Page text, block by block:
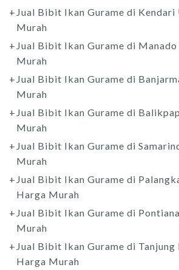
Jual Bibit Ikan Gurame di Kendari
Murah
Jual Bibit Ikan Gurame di
Murah
Jual Bibit Ikan Gurame di
Murah
Jual Bibit Ikan Gurame di
Murah
Jual Bibit Ikan Gurame di
Murah
Jual Bibit Ikan Gurame di
Harga Murah
Jual Bibit Ikan Gurame di
Murah
Jual Bibit Ikan Gurame di Tanjung
Harga Murah